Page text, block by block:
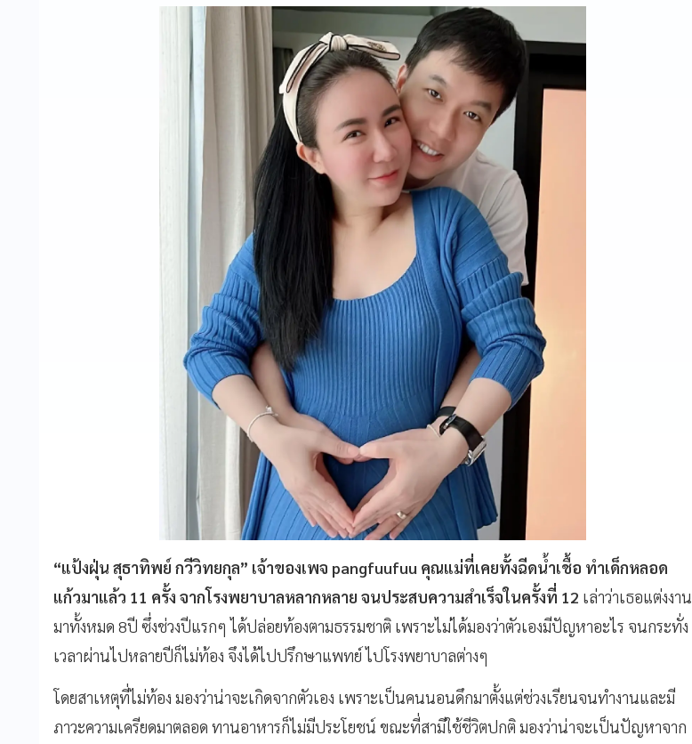
“แป้งฝุ่น สุธาทิพย์ กวีวิทยกุล” เจ้าของเพจ pangfuufuu คุณแม่ที่เคยทั้งฉีดน้ำเชื้อ ทำเด็กหลอด
แก้วมาแล้ว 11 ครั้ง จากโรงพยาบาลหลากหลาย จนประสบความสำเร็จในครั้งที่ 12 เล่าว่าเธอแต่งงาน
มาทั้งหมด 8ปี ซึ่งช่วงปีแรกๆ ได้ปล่อยท้องตามธรรมชาติ เพราะไม่ได้มองว่าตัวเองมีปัญหาอะไร จนกระทั่ง
เวลาผ่านไปหลายปีก็ไม่ท้อง จึงได้ไปปรึกษาแพทย์ ไปโรงพยาบาลต่างๆ
โดยสาเหตุที่ไม่ท้อง มองว่าน่าจะเกิดจากตัวเอง เพราะเป็นคนนอนดึกมาตั้งแต่ช่วงเรียนจนทำงานและมี
ภาวะความเครียดมาตลอด ทานอาหารก็ไม่มีประโยชน์ ขณะที่สามีใช้ชีวิตปกติ มองว่าน่าจะเป็นปัญหาจาก